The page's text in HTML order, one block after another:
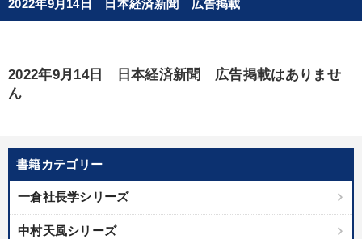
書籍カテゴリー
一倉社長学シリーズ
中村天風シリーズ
2022年9月14日 日本経済新聞 広告掲載
2022年9月14日 日本経済新聞 広告掲載はありませ
ん